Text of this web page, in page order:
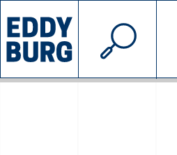
INIZIATIVE
© 2026